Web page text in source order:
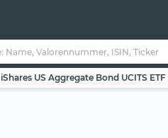
iShares US Aggregate Bond UCITS ETF